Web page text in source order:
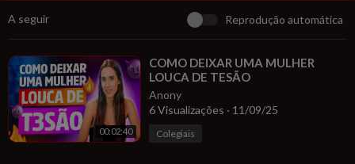
Se você gosta deste tipo de conteúdo me siga no Instagram👇ht
A seguir Reprodução automática
00:02:40
⁣COMO DEIXAR UMA MULHER
LOUCA DE TESÃO
Anony
6 Visualizações · 11/09/25
Colegiais